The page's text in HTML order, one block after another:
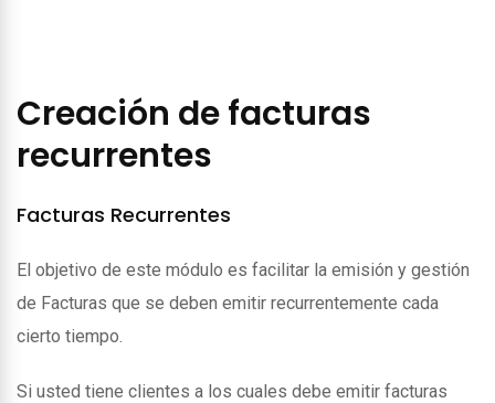
Creación de facturas
recurrentes
Facturas Recurrentes
El objetivo de este módulo es facilitar la emisión y gestión
de Facturas que se deben emitir recurrentemente cada
cierto tiempo.
Si usted tiene clientes a los cuales debe emitir facturas